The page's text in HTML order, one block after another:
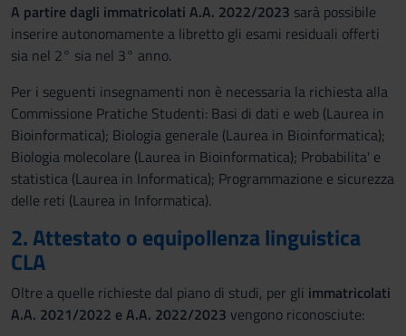
A partire dagli immatricolati A.A. 2022/2023 sarà possibile
inserire autonomamente a libretto gli esami residuali offerti
sia nel 2° sia nel 3° anno.
Per i seguenti insegnamenti non è necessaria la richiesta alla
Commissione Pratiche Studenti: Basi di dati e web (Laurea in
Bioinformatica); Biologia generale (Laurea in Bioinformatica);
Biologia molecolare (Laurea in Bioinformatica); Probabilita' e
statistica (Laurea in Informatica); Programmazione e sicurezza
delle reti (Laurea in Informatica).
2. Attestato o equipollenza linguistica
CLA
Oltre a quelle richieste dal piano di studi, per gli immatricolati
A.A. 2021/2022 e A.A. 2022/2023 vengono riconosciute: